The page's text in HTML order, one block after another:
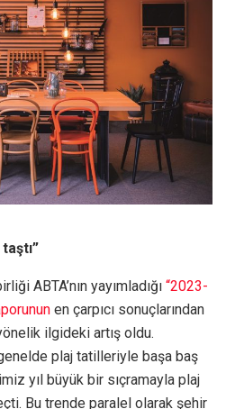
ABTA’nın yayımladığı “2023-
en çarpıcı sonuçlarından
ilgideki artış oldu.
plaj tatilleriyle başa baş
yıl büyük bir sıçramayla plaj
Bu trende paralel olarak şehir